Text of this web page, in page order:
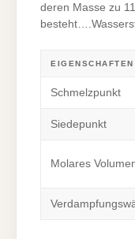
deren Masse zu
EIGENSCHAFTEN
Schmelzpunkt
Siedepunkt
Molares